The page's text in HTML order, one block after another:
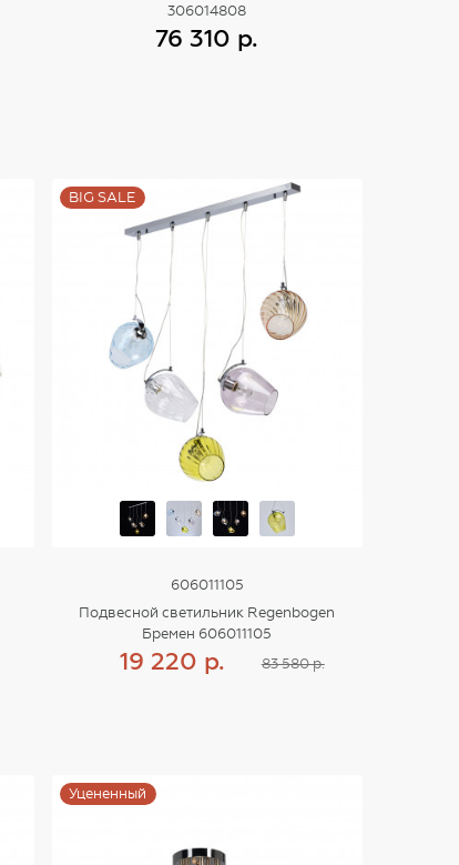
306014808
76 310 р.
BIG SALE
606011105
Подвесной светильник Regenbogen
Бремен 606011105
19 220 р.
83 580 р.
Уцененный